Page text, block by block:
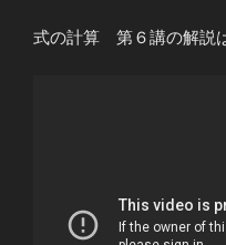
式の計算 第６講の解説